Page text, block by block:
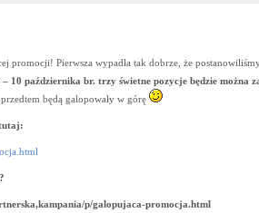
promocji! Pierwsza wypadła tak dobrze, że
10 października br. trzy świetne pozycje będzie można
będą galopowały w górę
p/galopujaca-promocja.html